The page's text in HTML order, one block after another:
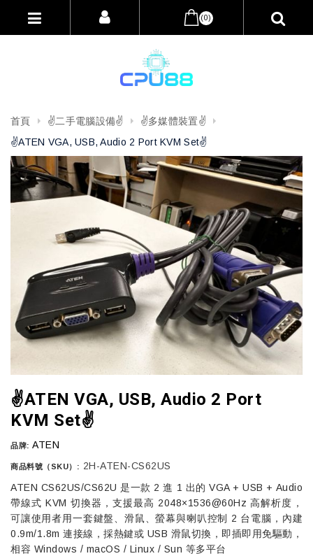
(0)
首頁 ✌️二手電腦設備✌️
✌️多媒體裝置✌️
✌️ATEN VGA, USB, Audio 2 Port KVM Set✌️
✌️ATEN VGA, USB, Audio 2 Port
KVM Set✌️
品牌: ATEN
商品料號（SKU）: 2H-ATEN-CS62US
ATEN CS62US/CS62U 是一款 2 進 1 出的 VGA + USB + Audio
帶線式 KVM 切換器，支援最高 2048×1536@60Hz 高解析度，
可讓使用者用一套鍵盤、滑鼠、螢幕與喇叭控制 2 台電腦，內建
0.9m/1.8m 連接線，採熱鍵或 USB 滑鼠切換，即插即用免驅動，
相容 Windows / macOS / Linux / Sun 等多平台